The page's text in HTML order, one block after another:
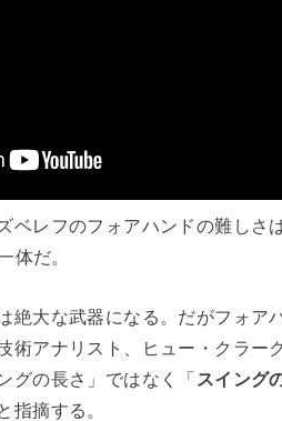
ベレフのフォアハンドの難しさ
体だ。
絶大な武器になる。だがフォア
術アナリスト、ヒュー・クラー
グの長さ」ではなく「 スイング
指摘する。